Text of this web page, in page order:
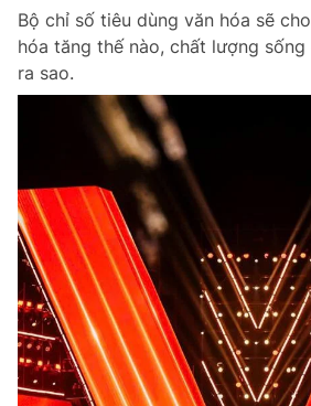
Hotline
0906 645 777
Liên hệ
0908
Đặt báo Quảng cáo RSS Tòa
Tổng biên tập: Nguyễn Ngọc Toàn
Phó tổng biên tập thường trực: Hải Thành
Phó tổng biên tập: Lâm Hiếu Dũng
Phó tổng biên tập: Trần Việt Hưng
Tổng thư ký tòa soạn: Đức Trung
Giấy phép xuất bản số 110/GP - BTTTT
© 2003-2026 Bản quyền thuộc về Báo
dưới mọi hình thức nếu không có sự chấp
Phát triển bởi ePi Technologies, JSC.
Bộ chỉ số tiêu dùng văn hóa sẽ
hóa tăng thế nào, chất lượng
ra sao.